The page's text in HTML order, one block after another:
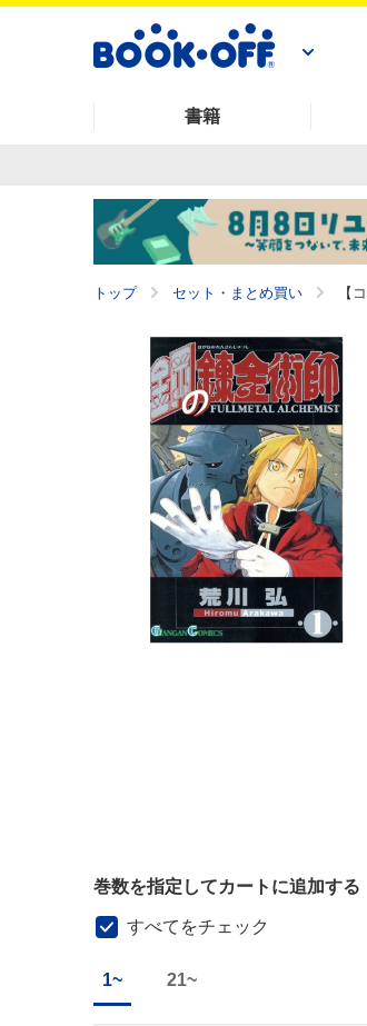
書籍
トップ セット・まとめ買い 【
巻数を指定してカートに追加する
すべてをチェック
1~ 21~